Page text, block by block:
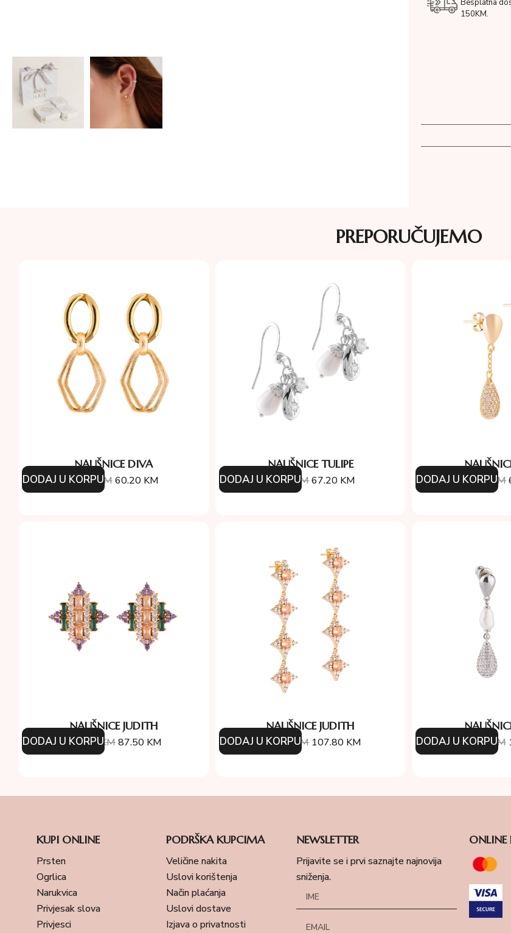
Besplatna
150KM.
PREPORUČUJEMO
NAUŠNICE DIVA
86.00KM60.20 KM
DODAJ U KORPU
NAUŠNICE TULIPE
96.00KM67.20 KM
DODAJ U KORPU 96.00KM
DODAJ U KORPU
NAUŠNICE JUDITH
125.00KM87.50 KM
DODAJ U KORPU
NAUŠNICE JUDITH
154.00KM 107.80 KM
DODAJ U KORPU 194.00KM
DODAJ U KORPU
KUPI ONLINE
Prsten
Ogrlica
Narukvica
Privjesak slova
Privjesci
PODRŠKA KUPCIMA
Veličine nakita
Uslovi korištenja
Način plaćanja
Uslovi dostave
Izjava o privatnosti
NEWSLETTER
Prijavite se i prvi saznajte najnovija
sniženja.
ONLINE